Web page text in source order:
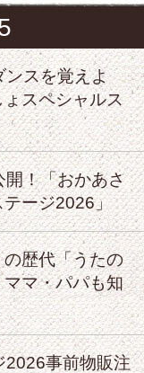
ンスを覚えよ
スペシャルス
開！「おかあさ
ージ2026」
歴代「うたの
マ・パパも知
2026事前物販注